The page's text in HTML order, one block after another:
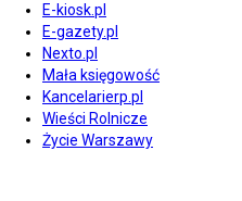
E-kiosk.pl
E-gazety.pl
Nexto.pl
Mała księgowość
Kancelarierp.pl
Wieści Rolnicze
Życie Warszawy